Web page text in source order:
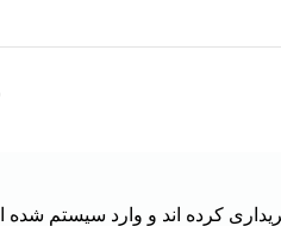
کرده اند و وارد سیستم شده